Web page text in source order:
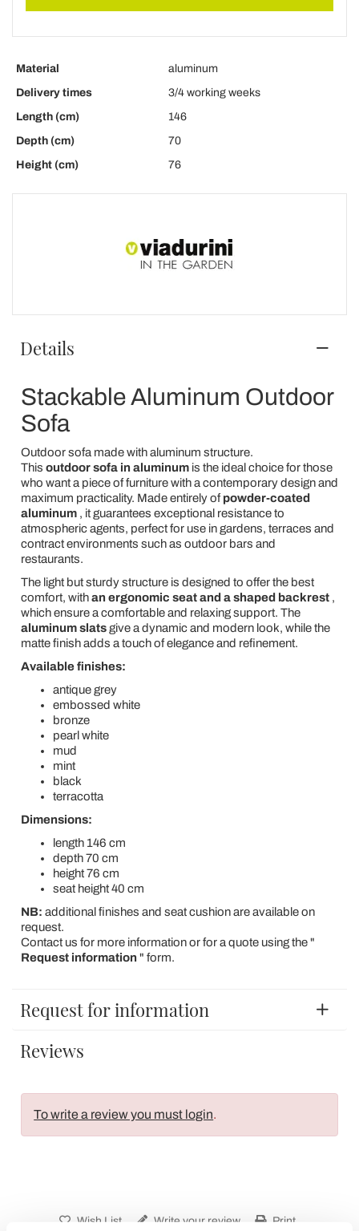
Material
aluminum
Delivery times
3/4 working weeks
Length (cm)
146
Depth (cm)
70
Height (cm)
76
Details
Stackable Aluminum Outdoor
Sofa
Outdoor sofa made with aluminum structure.
This outdoor sofa in aluminumis the ideal choice for those
who want a piece of furniture with a contemporary design and
maximum practicality. Made entirely ofpowder-coated
aluminum, it guarantees exceptional resistance to
atmospheric agents, perfect for use in gardens, terraces and
contract environments such as outdoor bars and
restaurants.
The light but sturdy structure is designed to offer the best
comfort, withan ergonomic seat and a shaped backrest,
which ensure a comfortable and relaxing support. The
aluminum slatsgive a dynamic and modern look, while the
matte finish adds a touch of elegance and refinement.
Available finishes:
antique grey
embossed white
bronze
pearl white
mud
mint
black
terracotta
Dimensions:
length 146 cm
depth 70 cm
height 76 cm
seat height 40 cm
NB: additional finishes and seat cushion are available on
request.
Contact us for more information or for a quote using the "
Request information " form.
Request for information
Reviews
To write a review you must login.
Wish List Write your review Print